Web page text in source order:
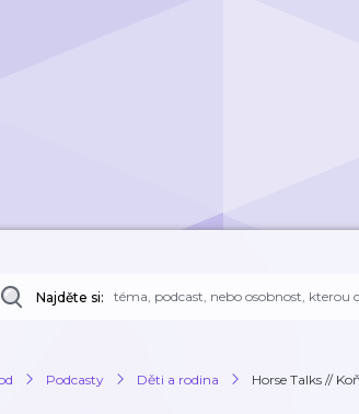
Najděte si:
Podcasty Děti a rodina Horse Talks //